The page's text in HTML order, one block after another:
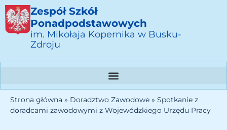
Zespół Szkół
Ponadpodstawowych
im. Mikołaja Kopernika w Busku-
Zdroju
Strona główna » Doradztwo Zawodowe » Spotkanie z
doradcami zawodowymi z Wojewódzkiego Urzędu Pracy